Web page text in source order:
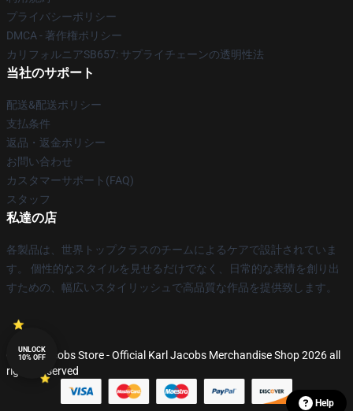
プライバシーポリシー
DMCA - 著作権ポリシー
カリフォルニアSB657: サプライチェーンの透明性法
当社のサポート
配送&配送ポリシー
支払条件
返品・返金ポリシー
お問い合わせ
カスタマーサポート(FAQ)
スタッフ
私達の店
各製品は、世界トップクラスのチームによるケアで設計されていま
す。 個性的なスタイルを見せるだけでなく、日常的な表情を創り出
すための、幅広いスタイリッシュで高品質な作品を提供致します。
© Karl Jacobs Store - Official Karl Jacobs Merchandise Shop 2026 all
rights reserved
Help
UNLOCK
10% OFF